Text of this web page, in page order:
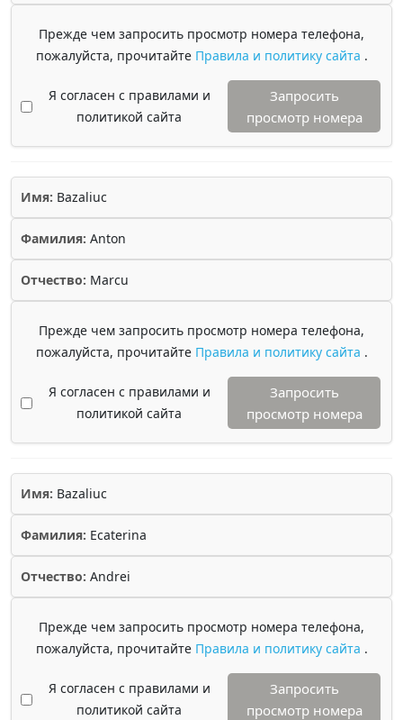
Прежде чем запросить просмотр номера телефона,
пожалуйста, прочитайте Правила и политику сайта .
Я согласен с правилами и
политикой сайта
Запросить
просмотр номера
Имя: Bazaliuc
Фамилия: Anton
Отчество: Marcu
Прежде чем запросить просмотр номера телефона,
пожалуйста, прочитайте Правила и политику сайта .
Я согласен с правилами и
политикой сайта
Запросить
просмотр номера
Имя: Bazaliuc
Фамилия: Ecaterina
Отчество: Andrei
Прежде чем запросить просмотр номера телефона,
пожалуйста, прочитайте Правила и политику сайта .
Я согласен с правилами и
политикой сайта
Запросить
просмотр номера